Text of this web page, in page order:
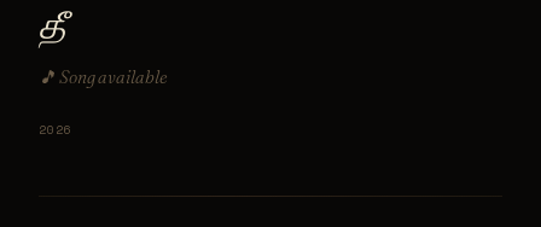
தீ
🎵 Song available
2026